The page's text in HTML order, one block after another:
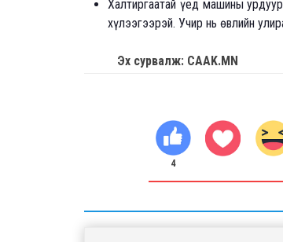
Халтиргаатай үед машины
хүлээгээрэй. Учир нь өвлийн
Эх сурвалж: CAAK.MN
4